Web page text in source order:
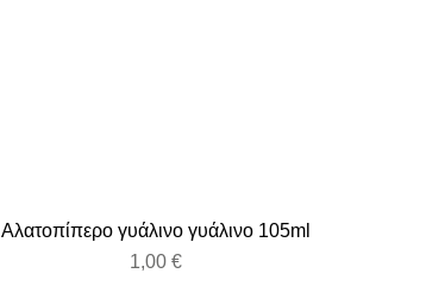
Αλατοπίπερο γυάλινο γυάλινο 105ml
Τιμή
1,00 €